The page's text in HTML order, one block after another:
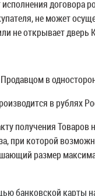
исполнения
не может
не открывает дверь
в
в рублях
получения
при которой
размер
банковской карты